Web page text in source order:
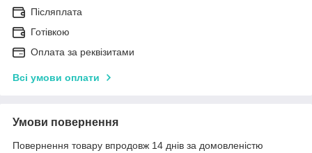
Післяплата
Готівкою
Оплата за реквізитами
Всі умови оплати
Умови повернення
Повернення товару впродовж 14 днів за домовленістю